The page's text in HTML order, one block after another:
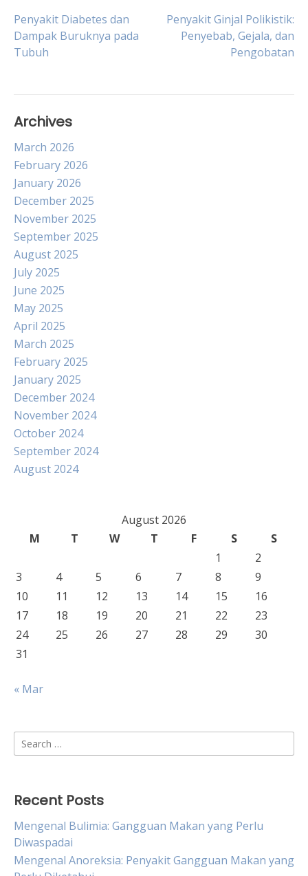
Post
navigation
Penyakit Diabetes dan
Dampak Buruknya pada
Tubuh
Penyakit Ginjal Polikistik:
Penyebab, Gejala, dan
Pengobatan
Archives
March 2026
February 2026
January 2026
December 2025
November 2025
September 2025
August 2025
July 2025
June 2025
May 2025
April 2025
March 2025
February 2025
January 2025
December 2024
November 2024
October 2024
September 2024
August 2024
August 2026
M
T W T F S
S
1
2
3
4 5 6 7 8
9
10
11 12 13 14 15
16
17
18 19 20 21 22
23
24
25 26 27 28 29
30
31
« Mar
Search
for:
Recent Posts
Mengenal Bulimia: Gangguan Makan yang Perlu
Diwaspadai
Mengenal Anoreksia: Penyakit Gangguan Makan yang